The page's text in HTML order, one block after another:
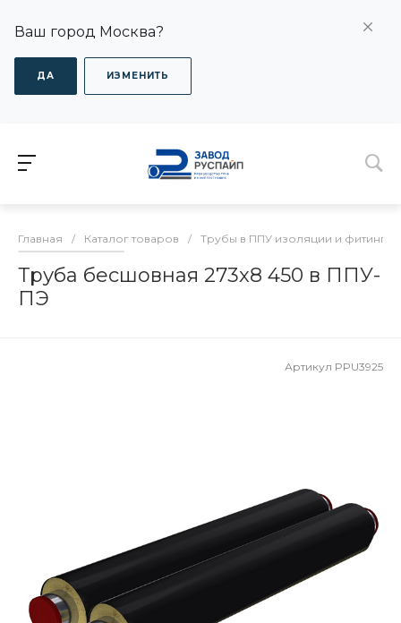
Ваш город Москва?
ДА ИЗМЕНИТЬ
Главная / Каталог товаров / Трубы в ППУ изоляции и фитинги
Труба бесшовная 273x8 450 в ППУ-
ПЭ
Артикул PPU3925